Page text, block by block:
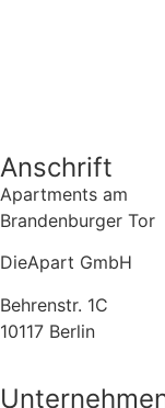
Anschrift
Apartments am
Brandenburger Tor
DieApart GmbH
Behrenstr. 1C
10117 Berlin